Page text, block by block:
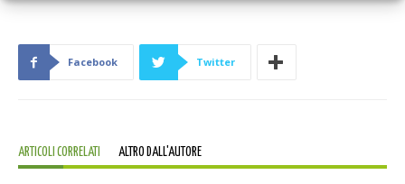
Facebook Twitter
ARTICOLI CORRELATI ALTRO DALL'AUTORE